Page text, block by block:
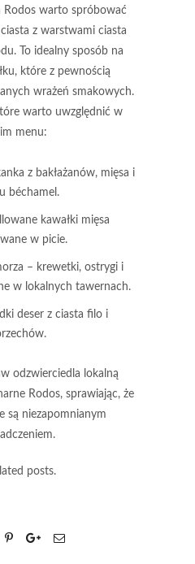
Rodos warto spróbować
z warstwami ciasta
To idealny sposób na
które z pewnością
wrażeń smakowych.
warto uwzględnić w
menu:
z bakłażanów, mięsa i
béchamel.
kawałki mięsa
w picie.
– krewetki, ostrygi i
w lokalnych tawernach.
deser z ciasta filo i
odzwierciedla lokalną
Rodos, sprawiając, że
są niezapomnianym
posts.